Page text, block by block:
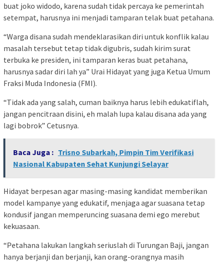
buat joko widodo, karena sudah tidak percaya ke pemerintah
setempat, harusnya ini menjadi tamparan telak buat petahana.
“Warga disana sudah mendeklarasikan diri untuk konflik kalau
masalah tersebut tetap tidak digubris, sudah kirim surat
terbuka ke presiden, ini tamparan keras buat petahana,
harusnya sadar diri lah ya” Urai Hidayat yang juga Ketua Umum
Fraksi Muda Indonesia (FMI).
“Tidak ada yang salah, cuman baiknya harus lebih edukatiflah,
jangan pencitraan disini, eh malah lupa kalau disana ada yang
lagi bobrok” Cetusnya.
Baca Juga : Trisno Subarkah, Pimpin Tim Verifikasi
Nasional Kabupaten Sehat Kunjungi Selayar
Hidayat berpesan agar masing-masing kandidat memberikan
model kampanye yang edukatif, menjaga agar suasana tetap
kondusif jangan memperuncing suasana demi ego merebut
kekuasaan.
“Petahana lakukan langkah seriuslah di Turungan Baji, jangan
hanya berjanji dan berjanji, kan orang-orangnya masih